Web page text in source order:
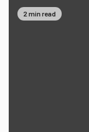
2 min read